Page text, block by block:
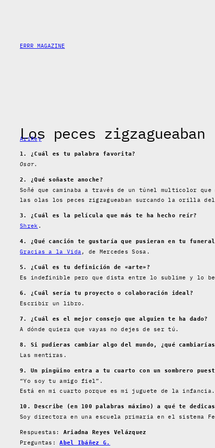
ERRR MAGAZINE
Los peces zigzagueaban
AriRey
1. ¿Cuál es tu palabra favorita?
Osar.
2. ¿Qué soñaste anoche?
Soñé que caminaba a través de un túnel multicolor
las olas los peces zigzagueaban surcando la orilla del
3. ¿Cuál es la película que más te ha hecho reír?
Shrek .
4. ¿Qué canción te gustaría que pusieran en tu
Gracias a la Vida , de Mercedes Sosa.
5. ¿Cuál es tu definición de «arte»?
Es indefinible pero que dista entre lo sublime y lo
6. ¿Cuál sería tu proyecto o colaboración ideal?
Escribir un libro.
7. ¿Cuál es el mejor consejo que alguien te ha dado?
A dónde quiera que vayas no dejes de ser tú.
8. Si pudieras cambiar algo del mundo, ¿qué
Las mentiras.
9. Un pingüino entra a tu cuarto con un sombrero
“Yo soy tu amigo fiel”.
Está en mi cuarto porque es mi juguete de la infancia.
10. Describe (en 100 palabras máximo) a qué te
Soy directora en una escuela primaria en el sistema
Respuestas: Ariadna Reyes Velázquez
Preguntas:Abel Ibáñez G.